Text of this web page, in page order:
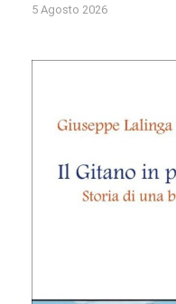
5 Agosto 2026